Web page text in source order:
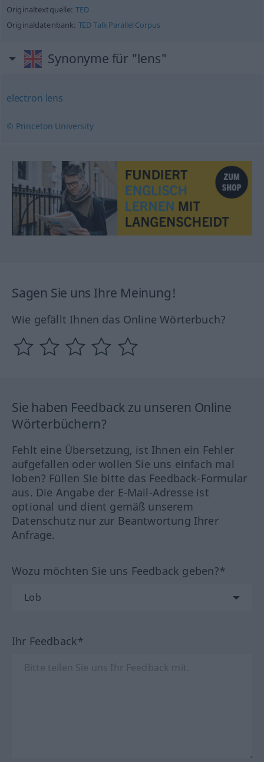
Originaltextquelle: TED
Originaldatenbank: TED Talk Parallel Corpus
Synonyme für "lens"
electron lens
© Princeton University
Sagen Sie uns Ihre Meinung!
Wie gefällt Ihnen das Online Wörterbuch?
Sie haben Feedback zu unseren Online
Wörterbüchern?
Fehlt eine Übersetzung, ist Ihnen ein Fehler
aufgefallen oder wollen Sie uns einfach mal
loben? Füllen Sie bitte das Feedback-Formular
aus. Die Angabe der E-Mail-Adresse ist
optional und dient gemäß unserem
Datenschutz nur zur Beantwortung Ihrer
Anfrage.
Wozu möchten Sie uns Feedback geben?*
Ihr Feedback*